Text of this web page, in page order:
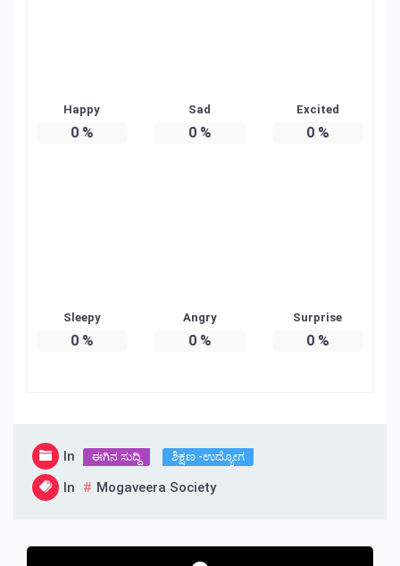
Happy
0%
Sad
0%
Excited
0%
Sleepy
0%
Angry
0%
Surprise
0%
In ಈಗಿನ ಸುದ್ದಿ ಶಿಕ್ಷಣ -ಉದ್ಯೋಗ
In Mogaveera Society
Post